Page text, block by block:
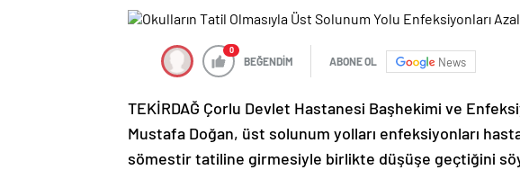
0
BEĞENDİM ABONE OL News
TEKİRDAĞ Çorlu Devlet Hastanesi Başhekimi ve
Mustafa Doğan, üst solunum yolları enfeksiyonları
sömestir tatiline girmesiyle birlikte düşüşe geçtiğini